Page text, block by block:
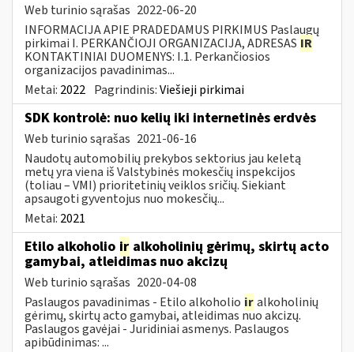
Web turinio sąrašas 2022-06-20
INFORMACIJA APIE PRADEDAMUS PIRKIMUS Paslaugų
pirkimai I. PERKANČIOJI ORGANIZACIJA, ADRESAS IR
KONTAKTINIAI DUOMENYS: I.1. Perkančiosios
organizacijos pavadinimas...
Metai: 2022 Pagrindinis:Viešieji pirkimai
SDK kontrolė: nuo kelių iki internetinės erdvės
Web turinio sąrašas 2021-06-16
Naudotų automobilių prekybos sektorius jau keletą
metų yra viena iš Valstybinės mokesčių inspekcijos
(toliau – VMI) prioritetinių veiklos sričių. Siekiant
apsaugoti gyventojus nuo mokesčių...
Metai: 2021
Etilo alkoholio ir alkoholinių gėrimų, skirtų acto
gamybai, atleidimas nuo akcizų
Web turinio sąrašas 2020-04-08
Paslaugos pavadinimas - Etilo alkoholio iralkoholinių
gėrimų, skirtų acto gamybai, atleidimas nuo akcizų.
Paslaugos gavėjai - Juridiniai asmenys. Paslaugos
apibūdinimas: ...